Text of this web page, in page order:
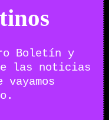
Boletín y
las noticias